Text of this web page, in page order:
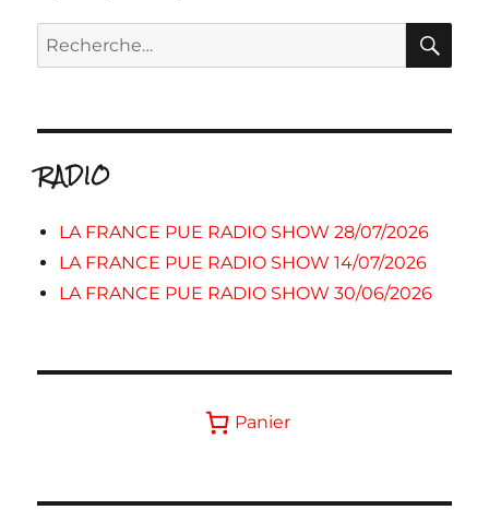
Recherche
pour :
RADIO
LA FRANCE PUE RADIO SHOW 28/07/2026
LA FRANCE PUE RADIO SHOW 14/07/2026
LA FRANCE PUE RADIO SHOW 30/06/2026
Panier